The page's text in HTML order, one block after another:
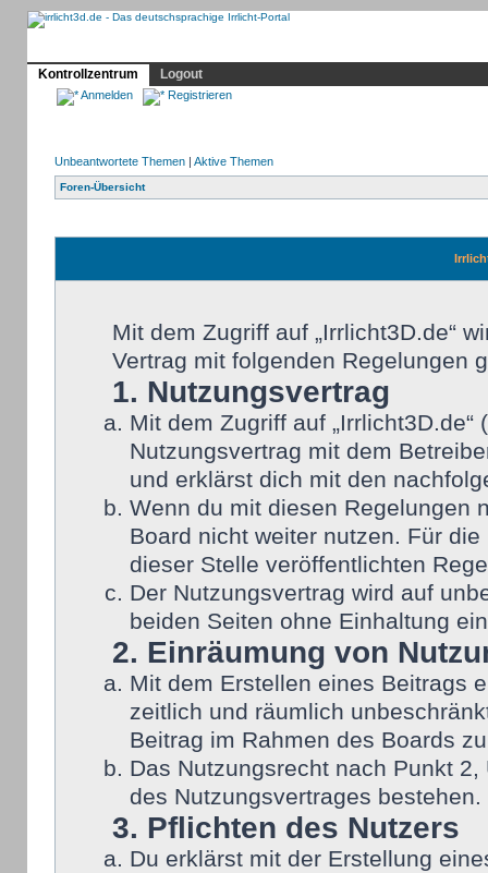
Kontrollzentrum
Logout
Anmelden Registrieren
Unbeantwortete Themen| Aktive Themen
Foren-Übersicht
Mit dem Zugriff auf „Irrlicht3D.de“
Vertrag mit folgenden Regelungen
1. Nutzungsvertrag
Mit dem Zugriff auf
Nutzungsvertrag mit dem
und erklärst dich mit den
Wenn du mit diesen Regelungen
Board nicht weiter nutzen. Für
dieser Stelle veröffentlichten
Der Nutzungsvertrag wird auf
beiden Seiten ohne Einhaltung
2. Einräumung von
Mit dem Erstellen eines Beitrags
zeitlich und räumlich
Beitrag im Rahmen des Boards
Das Nutzungsrecht nach Punkt
des Nutzungsvertrages bestehen.
3. Pflichten des Nutzers
Du erklärst mit der Erstellung